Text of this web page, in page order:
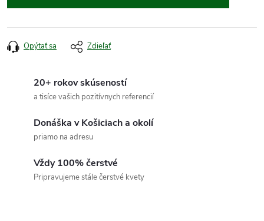
Opýtať sa Zdieľať
20+ rokov skúseností
a tisíce vašich pozitívnych referencií
Donáška v Košiciach a okolí
priamo na adresu
Vždy 100% čerstvé
Pripravujeme stále čerstvé kvety